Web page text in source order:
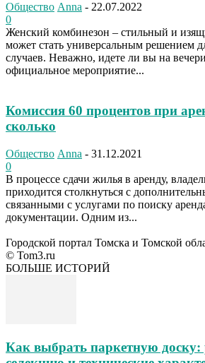
Общество Anna - 22.07.2022
0
Женский комбинезон – стильный и
может стать универсальным решением
случаев. Неважно, идете ли вы на
официальное мероприятие...
Комиссия 60 процентов при
сколько
Общество Anna - 31.12.2021
0
В процессе сдачи жилья в аренду,
приходится столкнуться с
связанными с услугами по поиску
документации. Одним из...
Городской портал Томска и Томской
© Tom3.ru
БОЛЬШЕ ИСТОРИЙ
Как выбрать паркетную доску: